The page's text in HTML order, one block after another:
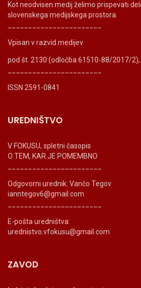
Kot neodvisen medij želimo prispevati
slovenskega medijskega prostora.
Vpisan v razvid medijev
pod št. 2130 (odločba 61510-88/2017/2),
ISSN 2591-0841
UREDNIŠTVO
V FOKUSU, spletni časopis
O TEM, KAR JE POMEMBNO
Odgovorni urednik: Vančo Tegov
ianntegov6@gmail.com
E-pošta uredništva:
urednistvo.vfokusu@gmail.com
ZAVOD